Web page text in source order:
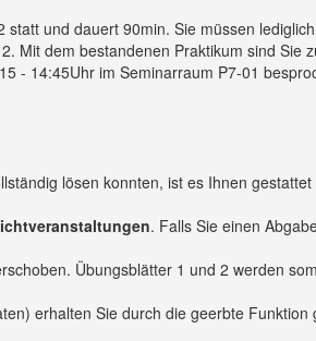
und dauert 90min. Sie müssen
Mit dem bestandenen Praktikum sind Sie
- 14:45Uhr im Seminarraum P7-01
lösen konnten, ist es Ihnen
. Falls Sie einen
Übungsblätter 1 und 2 werden
erhalten Sie durch die geerbte